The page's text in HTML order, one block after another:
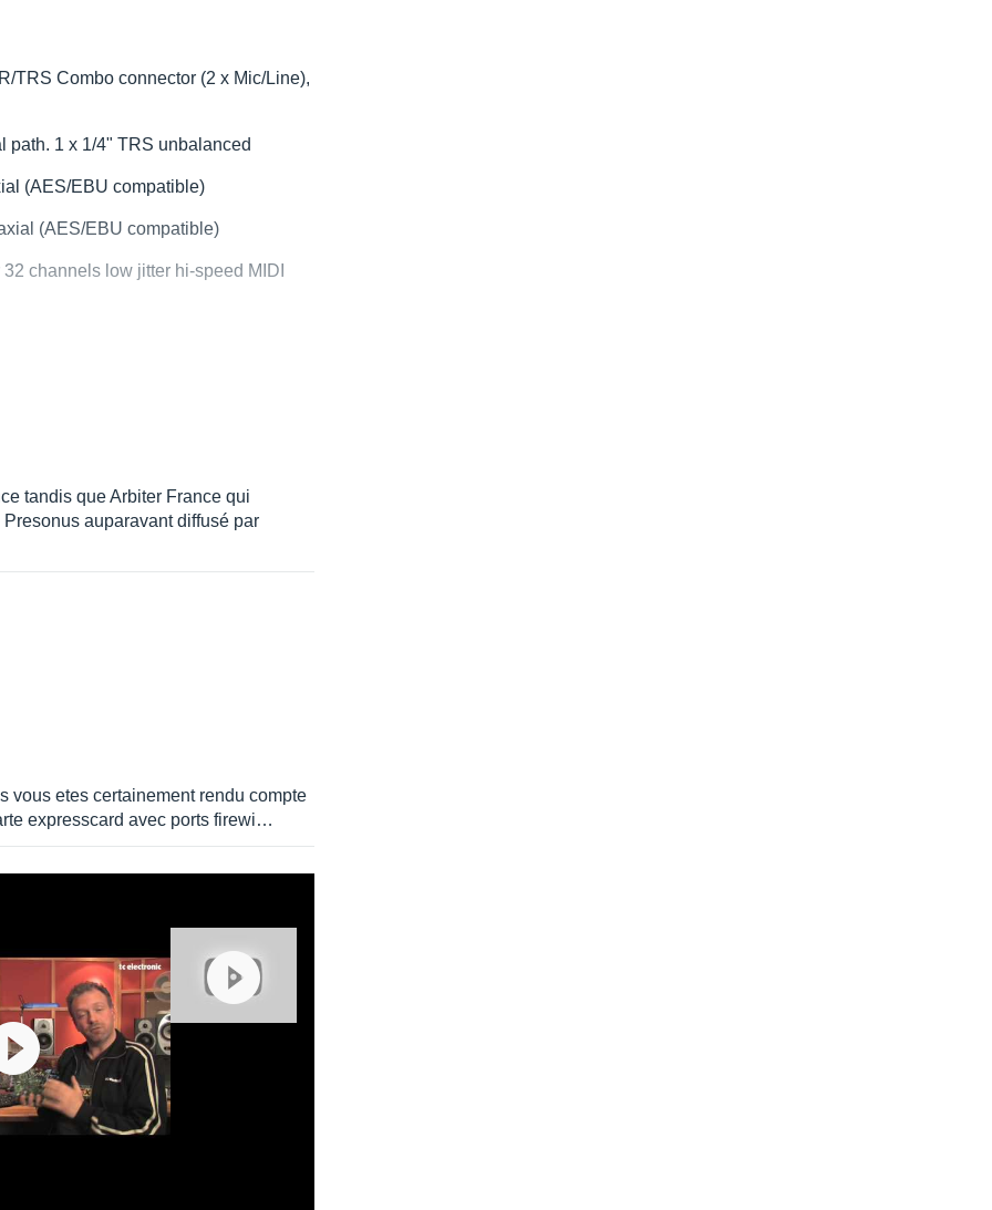
TRS Combo connector (2 x Mic/Line),
path. 1 x 1/4" TRS unbalanced
(AES/EBU compatible)
(AES/EBU compatible)
channels low jitter hi-speed MIDI
tandis que Arbiter France qui
auparavant diffusé par
vous etes certainement rendu compte
expresscard avec ports firewi…